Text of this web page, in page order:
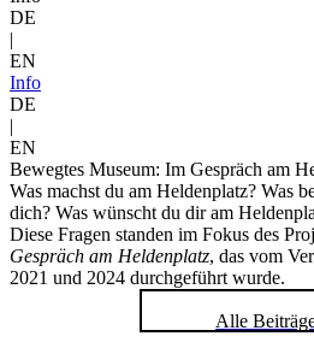
DE
|
EN
Info
DE
|
EN
Bewegtes Museum: Im Gespräch am
Was machst du am Heldenplatz? Was
dich? Was wünscht du dir am
Diese Fragen standen im Fokus des
Gespräch am Heldenplatz, das vom
2021 und 2024 durchgeführt wurde.
Alle